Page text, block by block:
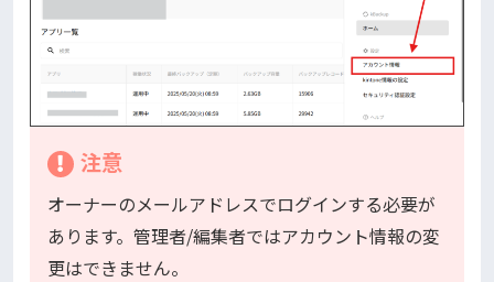
注意
オーナーのメールアドレスでログインする必要が
あります。管理者/編集者ではアカウント情報の変
更はできません。